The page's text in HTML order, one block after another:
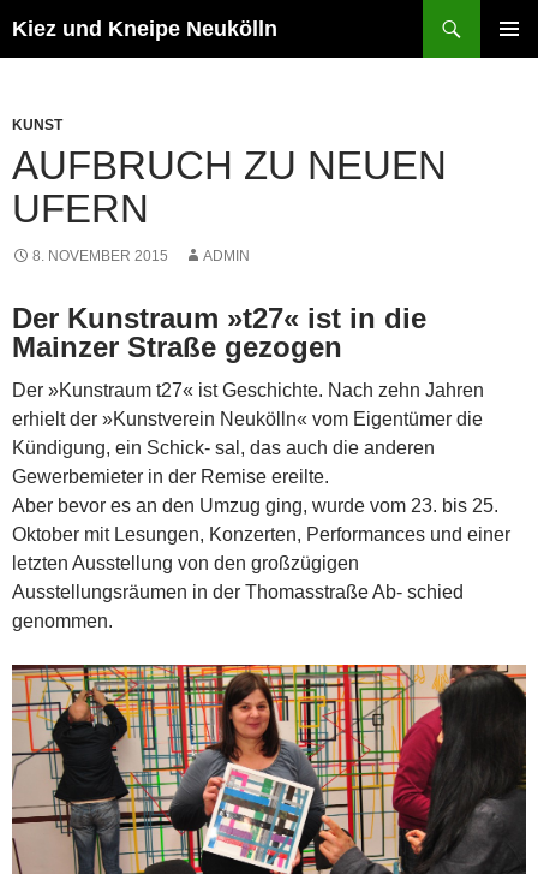
Inhalt
Kiez und Kneipe Neukölln
KUNST
AUFBRUCH ZU NEUEN
UFERN
8. NOVEMBER 2015 ADMIN
Der Kunstraum »t27« ist in die
Mainzer Straße gezogen
Der »Kunstraum t27« ist Geschichte. Nach zehn Jahren
erhielt der »Kunstverein Neukölln« vom Eigentümer die
Kündigung, ein Schick- sal, das auch die anderen
Gewerbemieter in der Remise ereilte.
Aber bevor es an den Umzug ging, wurde vom 23. bis 25.
Oktober mit Lesungen, Konzerten, Performances und einer
letzten Ausstellung von den großzügigen
Ausstellungsräumen in der Thomasstraße Ab- schied
genommen.